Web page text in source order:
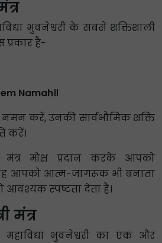
भुवनेश्वरी के सबसे शक्तिशाली
प्रकार है-
Namah॥
नमन करें, उनकी सार्वभौमिक शक्ति
करें।
मंत्र मोक्ष प्रदान करके आपको
आपको आत्म-जागरूक भी बनाता
स्पष्टता देता है।
मंत्र
महाविद्या भुवनेश्वरी का एक और